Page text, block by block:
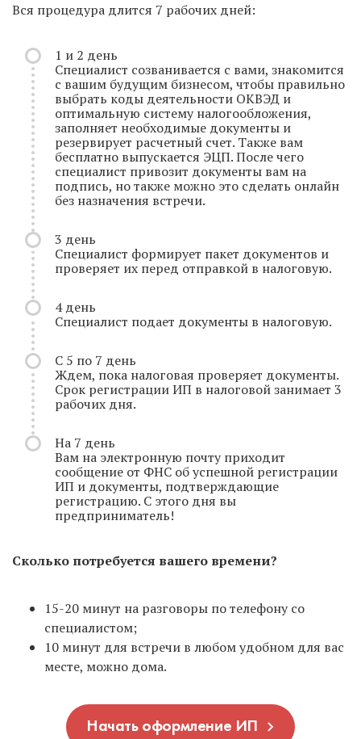
Вся процедура длится 7 рабочих дней:
1 и 2 день
Специалист созванивается с вами, знакомится
с вашим будущим бизнесом, чтобы правильно
выбрать коды деятельности ОКВЭД и
оптимальную систему налогообложения,
заполняет необходимые документы и
резервирует расчетный счет. Также вам
бесплатно выпускается ЭЦП. После чего
специалист привозит документы вам на
подпись, но также можно это сделать онлайн
без назначения встречи.
3 день
Специалист формирует пакет документов и
проверяет их перед отправкой в налоговую.
4 день
Специалист подает документы в налоговую.
С 5 по 7 день
Ждем, пока налоговая проверяет документы.
Срок регистрации ИП в налоговой занимает 3
рабочих дня.
На 7 день
Вам на электронную почту приходит
сообщение от ФНС об успешной регистрации
ИП и документы, подтверждающие
регистрацию. С этого дня вы
предприниматель!
Сколько потребуется вашего времени?
15-20 минут на разговоры по телефону со
специалистом;
10 минут для встречи в любом удобном для вас
месте, можно дома.
Начать оформление ИП